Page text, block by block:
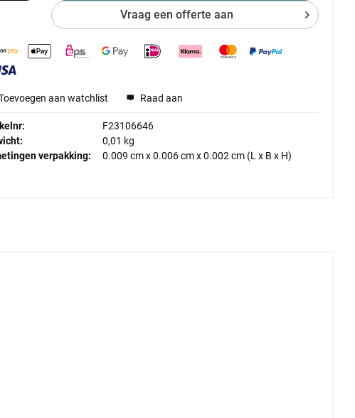
Vraag een offerte aan
aan watchlist Raad aan
F23106646
0,01 kg
verpakking:
0.009 cmx0.006 cmx0.002 cm (L x B x H)